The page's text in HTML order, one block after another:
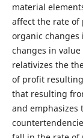
material
affect the rate of
organic changes
changes in
relativizes the
of profit
that resulting
and emphasizes